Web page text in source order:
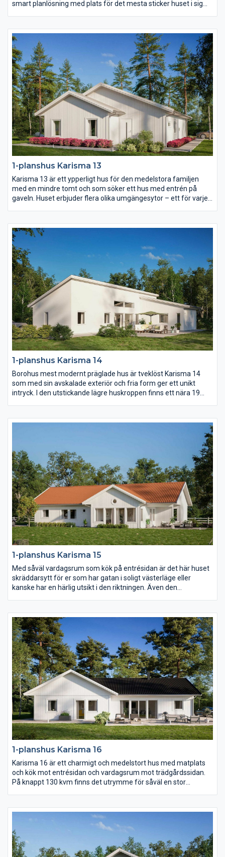
smart planlösning med plats för det mesta sticker huset i sig
härlig uteplats i vinkel, en separat barnavdelning och alla
bekvämligheter inom nära räckhåll.
1-planshus Karisma 13
Karisma 13 är ett ypperligt hus för den medelstora familjen
med en mindre tomt och som söker ett hus med entrén på
gaveln. Huset erbjuder flera olika umgängesytor – ett för varje
barndelen av huset finns både allrum och wc.
1-planshus Karisma 14
Borohus mest modernt präglade hus är tveklöst Karisma 14
som med sin avskalade exteriör och fria form ger ett unikt
intryck. I den utstickande lägre huskroppen finns ett nära 19
som en effekt av det höga snedtaket.
1-planshus Karisma 15
Med såväl vardagsrum som kök på entrésidan är det här huset
skräddarsytt för er som har gatan i soligt västerläge eller
kanske har en härlig utsikt i den riktningen. Även den
hållet. I övrigt har Karisma 15 en härlig öppen och ljusberikande
planlösning.
1-planshus Karisma 16
Karisma 16 är ett charmigt och medelstort hus med matplats
och kök mot entrésidan och vardagsrum mot trädgårdssidan.
På knappt 130 kvm finns det utrymme för såväl en stor
ryggåstak.